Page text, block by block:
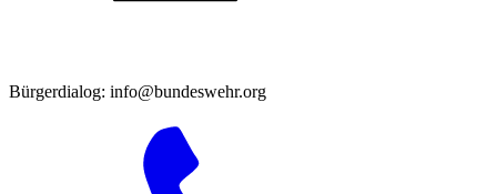
Bürgerdialog: info@bundeswehr.org